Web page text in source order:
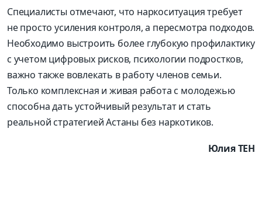
Специалисты отмечают, что наркоситуация требует
не просто усиления контроля, а пересмотра подходов.
Необходимо выстроить более глубокую профилактику
с учетом цифровых рисков, психологии подростков,
важно также вовлекать в работу членов семьи.
Только комплексная и живая работа с молодежью
способна дать устойчивый результат и стать
реальной стратегией Астаны без наркотиков.
Юлия ТЕН